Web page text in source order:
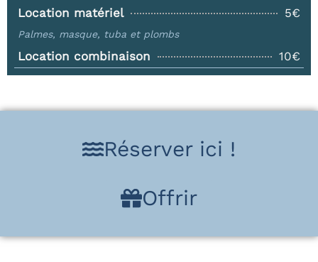
Location matériel 5€
Palmes, masque, tuba et plombs
Location combinaison 10€
Réserver ici !
Offrir